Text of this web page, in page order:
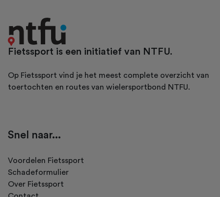
Fietssport is een initiatief van NTFU.
Op Fietssport vind je het meest complete overzicht van
toertochten en routes van wielersportbond NTFU.
Snel naar...
Voordelen Fietssport
Schadeformulier
Over Fietssport